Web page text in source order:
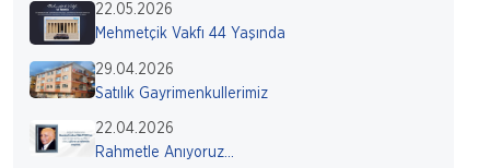
22.05.2026
Mehmetçik Vakfı 44 Yaşında
29.04.2026
Satılık Gayrimenkullerimiz
22.04.2026
Rahmetle Anıyoruz...